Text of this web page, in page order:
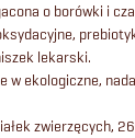
o borówki i
lekarski.
w ekologiczne,
zwierzęcych,